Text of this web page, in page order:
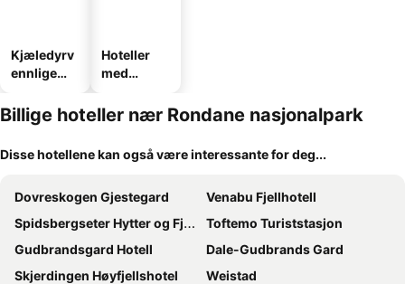
Kjæledyrv
ennlige
Hoteller
med
Billige hoteller nær Rondane nasjonalpark
Disse hotellene kan også være interessante for deg...
Dovreskogen Gjestegard
Venabu Fjellhotell
Spidsbergseter Hytter og Fjellsuiter
Toftemo Turiststasjon
Gudbrandsgard Hotell
Dale-Gudbrands Gard
Skjerdingen Høyfjellshotel
Weistad